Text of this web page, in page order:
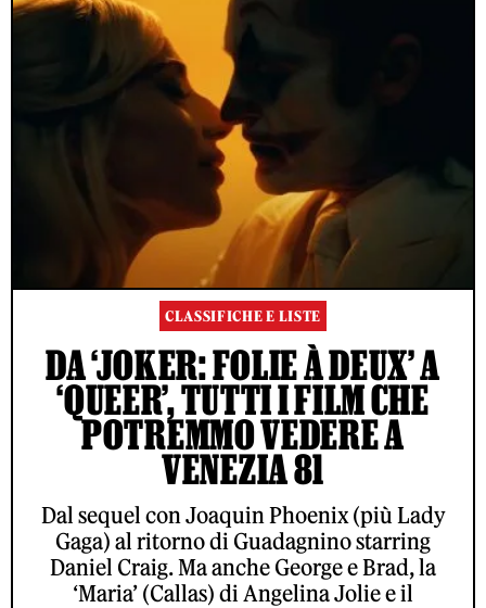
CLASSIFICHE E LISTE
DA ‘JOKER: FOLIE À DEUX’ A
‘QUEER’, TUTTI I FILM CHE
POTREMMO VEDERE A
VENEZIA 81
Dal sequel con Joaquin Phoenix (più Lady
Gaga) al ritorno di Guadagnino starring
Daniel Craig. Ma anche George e Brad, la
‘Maria’ (Callas) di Angelina Jolie e il